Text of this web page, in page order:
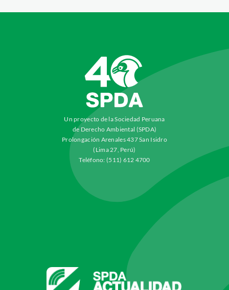
Un proyecto de la Sociedad Peruana
de Derecho Ambiental (SPDA)
Prolongación Arenales 437 San Isidro
(Lima 27, Perú)
Teléfono: (511) 612 4700